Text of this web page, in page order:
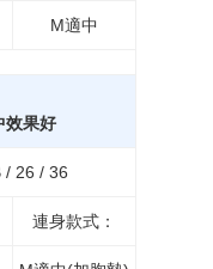
M適中
效果好
/ 26 / 36
連身款式：